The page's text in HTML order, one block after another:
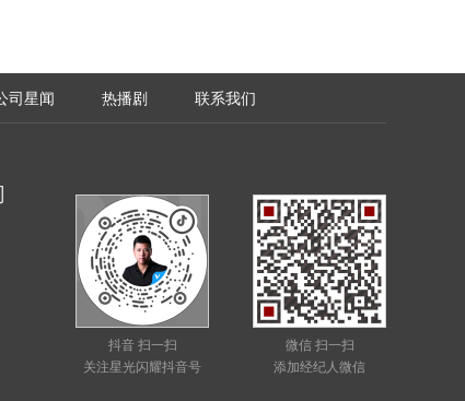
司星闻 热播剧 联系我们
微信 扫一扫
添加经纪人微信
抖音 扫一扫
关注星光闪耀抖音号